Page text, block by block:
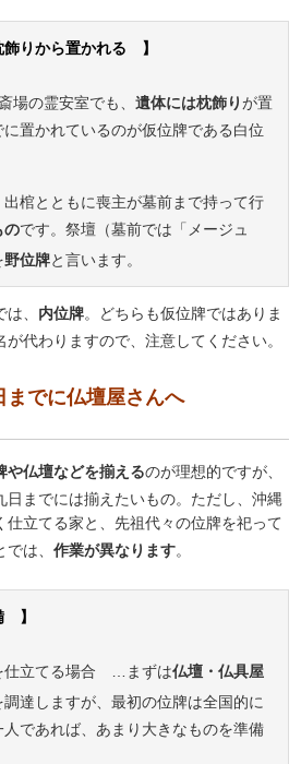
りから置かれる 】
場の霊安室でも、遺体には枕飾りが置
置かれているのが仮位牌である白位
棺とともに喪主が墓前まで持って行
のです。祭壇（墓前では「メージュ
野位牌と言います。
、 内位牌。どちらも仮位牌ではありま
代わりますので、注意してください。
までに仏壇屋さんへ
や仏壇などを揃えるのが理想的ですが、
日までには揃えたいもの。ただし、沖縄
仕立てる家と、先祖代々の位牌を祀って
では、作業が異なります。
】
立てる場合 …まずは仏壇・仏具屋
調達しますが、最初の位牌は全国的に
であれば、あまり大きなものを準備